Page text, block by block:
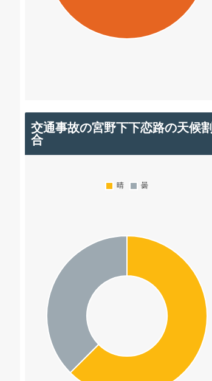
交通事故の宮野下下恋路の天候割
合